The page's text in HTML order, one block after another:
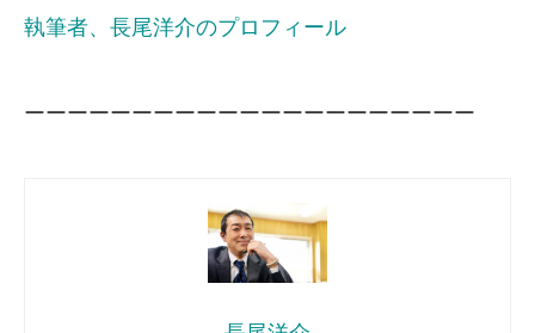
執筆者、長尾洋介のプロフィール
ーーーーーーーーーーーーーーーーーーーーー